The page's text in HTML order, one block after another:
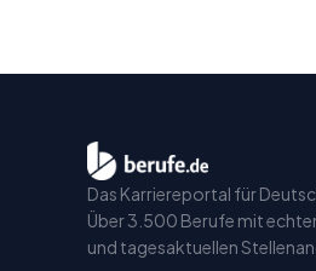
Das Karriereportal für
Über 3.500 Berufe mit
und tagesaktuellen